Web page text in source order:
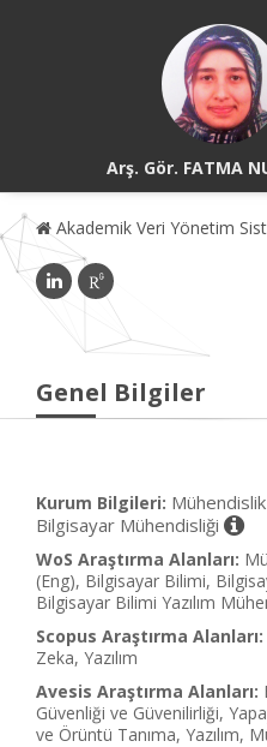
Arş. Gör. FATMA
Akademik Veri Yönetim
Genel Bilgiler
Kurum Bilgileri:
Bilgisayar Mühendisliği
WoS Araştırma Alanları:
(Eng), Bilgisayar Bilimi,
Bilgisayar Bilimi Yazılım
Scopus Araştırma Alanları:
Zeka, Yazılım
Avesis Araştırma Alanları:
Güvenliği ve Güvenilirliği,
ve Örüntü Tanıma, Yazılım,